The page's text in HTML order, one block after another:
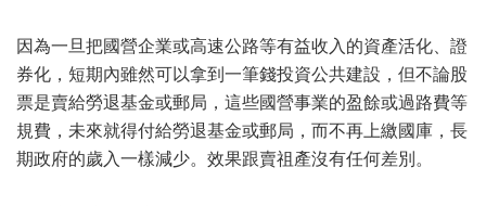
因為一旦把國營企業或高速公路等有益收入的資產活化、證
券化，短期內雖然可以拿到一筆錢投資公共建設，但不論股
票是賣給勞退基金或郵局，這些國營事業的盈餘或過路費等
規費，未來就得付給勞退基金或郵局，而不再上繳國庫，長
期政府的歲入一樣減少。效果跟賣祖產沒有任何差別。